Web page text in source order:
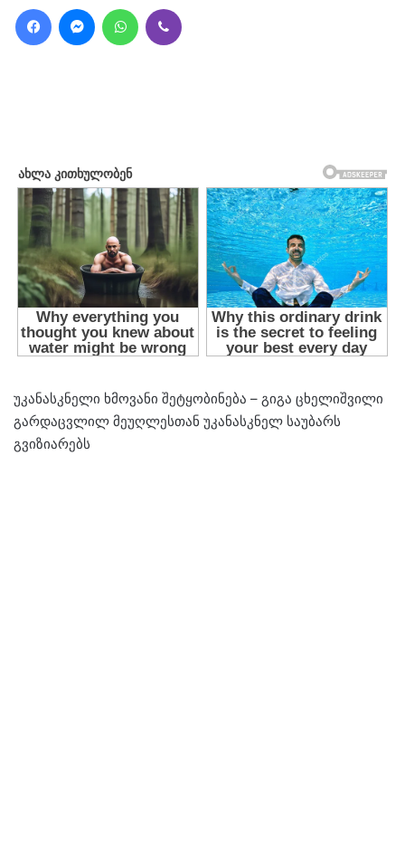
FacebookMessengerWhatsApp
უკანასკნელი ხმოვანი შეტყობინება – გიგა ცხელიშვილი
გარდაცვლილ მეუღლესთან უკანასკნელ საუბარს
გვიზიარებს